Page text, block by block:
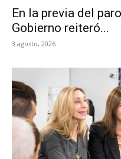
En la previa del
Gobierno reiteró...
3 agosto, 2026